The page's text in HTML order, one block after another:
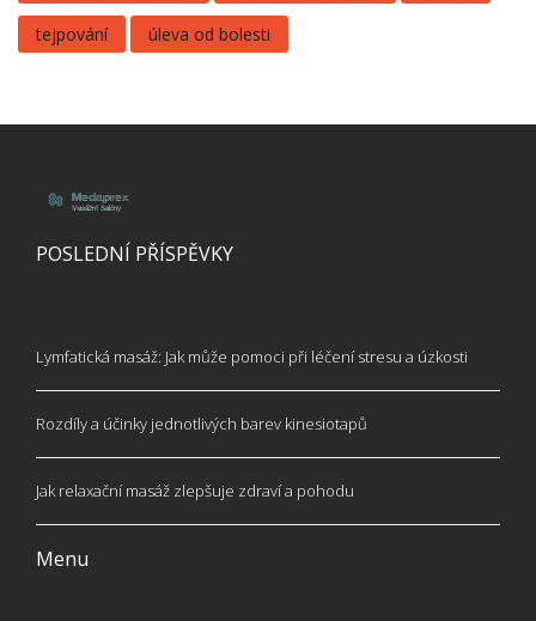
tejpování úleva od bolesti
POSLEDNÍ PŘÍSPĚVKY
Lymfatická masáž: Jak může pomoci při léčení stresu a úzkosti
Rozdíly a účinky jednotlivých barev kinesiotapů
Jak relaxační masáž zlepšuje zdraví a pohodu
Menu